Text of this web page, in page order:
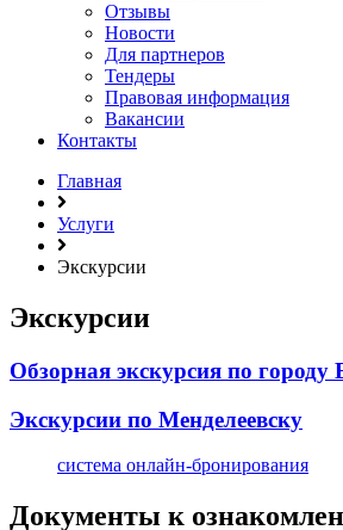
Отзывы
Новости
Для партнеров
Тендеры
Правовая информация
Вакансии
Контакты
Главная
Услуги
Экскурсии
Экскурсии
Обзорная экскурсия по городу
Экскурсии по Менделеевску
система онлайн-бронирования
Документы к